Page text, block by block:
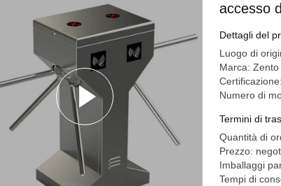
accesso
Dettagli del
Luogo di
Marca: Zento
Numero di
Termini di
Quantità di
Prezzo:
Imballaggi
Tempi di